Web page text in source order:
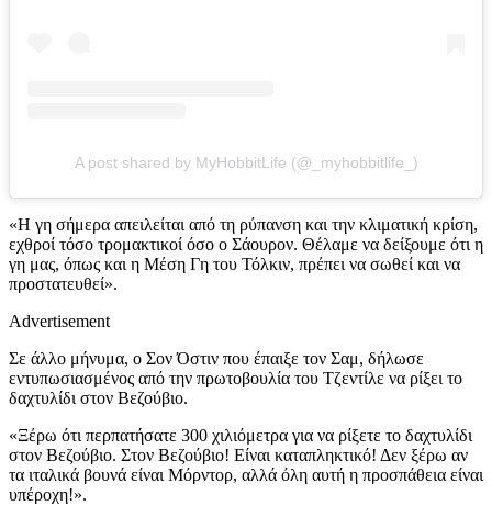
A post shared by MyHobbitLife (@_myhobbitlife_)
«Η γη σήμερα απειλείται από τη ρύπανση και την κλιματική κρίση,
εχθροί τόσο τρομακτικοί όσο ο Σάουρον. Θέλαμε να δείξουμε ότι η
γη μας, όπως και η Μέση Γη του Τόλκιν, πρέπει να σωθεί και να
προστατευθεί».
Advertisement
Σε άλλο μήνυμα, ο Σον Όστιν που έπαιξε τον Σαμ, δήλωσε
εντυπωσιασμένος από την πρωτοβουλία του Τζεντίλε να ρίξει το
δαχτυλίδι στον Βεζούβιο.
«Ξέρω ότι περπατήσατε 300 χιλιόμετρα για να ρίξετε το δαχτυλίδι
στον Βεζούβιο. Στον Βεζούβιο! Είναι καταπληκτικό! Δεν ξέρω αν
τα ιταλικά βουνά είναι Μόρντορ, αλλά όλη αυτή η προσπάθεια είναι
υπέροχη!».